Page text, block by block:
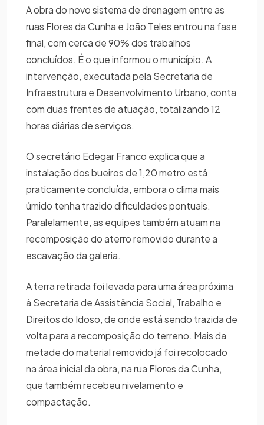
A obra do novo sistema de drenagem entre as
ruas Flores da Cunha e João Teles entrou na fase
final, com cerca de 90% dos trabalhos
concluídos. É o que informou o município. A
intervenção, executada pela Secretaria de
Infraestrutura e Desenvolvimento Urbano, conta
com duas frentes de atuação, totalizando 12
horas diárias de serviços.
O secretário Edegar Franco explica que a
instalação dos bueiros de 1,20 metro está
praticamente concluída, embora o clima mais
úmido tenha trazido dificuldades pontuais.
Paralelamente, as equipes também atuam na
recomposição do aterro removido durante a
escavação da galeria.
A terra retirada foi levada para uma área próxima
à Secretaria de Assistência Social, Trabalho e
Direitos do Idoso, de onde está sendo trazida de
volta para a recomposição do terreno. Mais da
metade do material removido já foi recolocado
na área inicial da obra, na rua Flores da Cunha,
que também recebeu nivelamento e
compactação.